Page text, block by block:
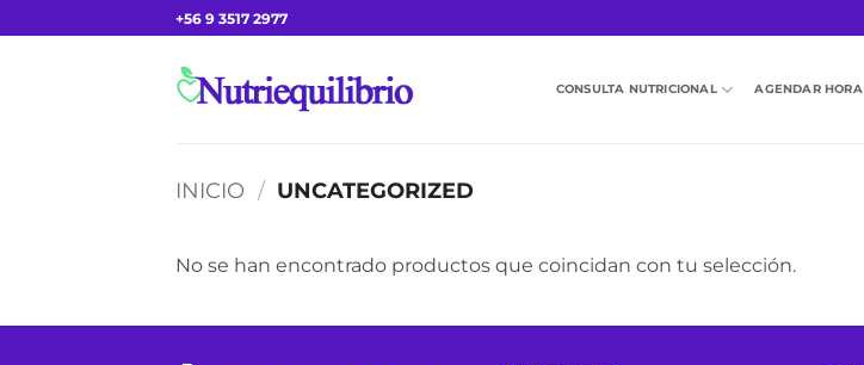
al
+56 9 3517 2977
CONSULTA NUTRICIONAL AGENDAR HORA
INICIO / UNCATEGORIZED
No se han encontrado productos que coincidan con tu selección.